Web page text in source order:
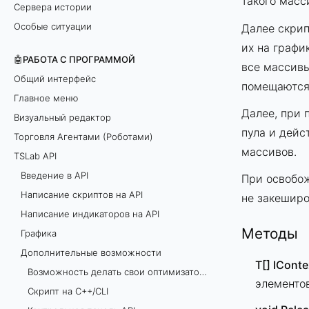
Сервера истории
Особые ситуации
🤖РАБОТА С ПРОГРАММОЙ
Общий интерфейс
Главное меню
Визуальный редактор
Торговля Агентами (Роботами)
TSLab API
Введение в API
Написание скриптов на API
Написание индикаторов на API
Графика
Дополнительные возможности
Возможность делать свои оптимизаторы *
Скрипт на C++/CLI
Далее
их на
все
Далее, при
пула и
массивов.
При
не
Методы
T[]